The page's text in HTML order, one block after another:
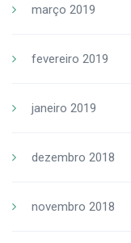
março 2019
fevereiro 2019
janeiro 2019
dezembro 2018
novembro 2018